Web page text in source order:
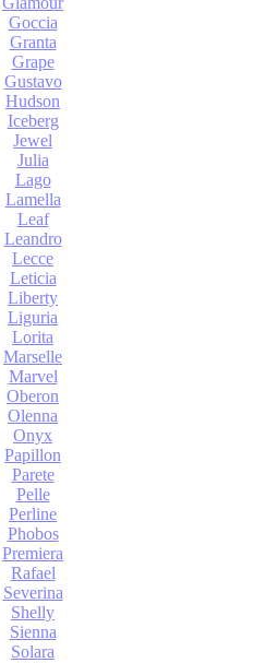
Goccia
Granta
Grape
Gustavo
Hudson
Iceberg
Jewel
Julia
Lago
Lamella
Leaf
Leandro
Lecce
Leticia
Liberty
Liguria
Lorita
Marselle
Marvel
Oberon
Olenna
Onyx
Papillon
Parete
Pelle
Perline
Phobos
Premiera
Rafael
Severina
Shelly
Sienna
Solara